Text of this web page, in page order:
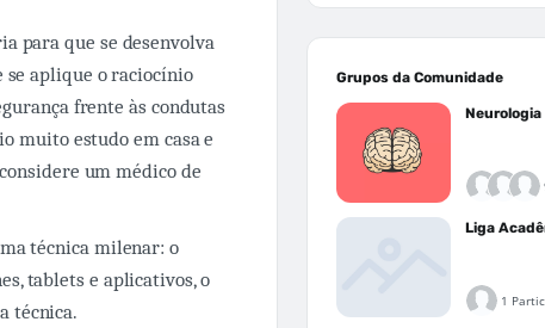
para que se desenvolva
se aplique o raciocínio
frente às condutas
muito estudo em casa e
um médico de
técnica milenar: o
tablets e aplicativos, o
técnica.
Grupos da Comunidade
Neurologia
1